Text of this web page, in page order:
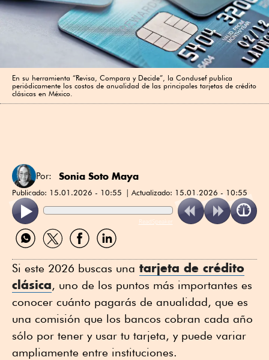
En su herramienta “Revisa, Compara y Decide”, la Condusef publica
periódicamente los costos de anualidad de las principales tarjetas de crédito
clásicas en México.
Por: Sonia Soto Maya
Publicado: 15.01.2026 - 10:55 Actualizado: 15.01.2026 - 10:55
ReadSpeaker
Compartir
por
Compartir
por
Compartir
por
Compartir
por
Si este 2026 buscas una tarjeta de crédito
clásica, uno de los puntos más importantes es
conocer cuánto pagarás de anualidad, que es
una comisión que los bancos cobran cada año
sólo por tener y usar tu tarjeta, y puede variar
ampliamente entre instituciones.